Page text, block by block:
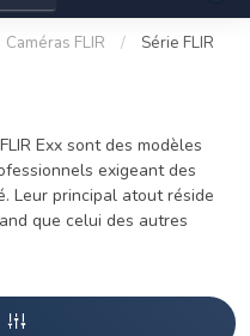
Caméras FLIR /
Série FLIR
Exx sont des modèles
exigeant des
Leur principal atout réside
que celui des autres